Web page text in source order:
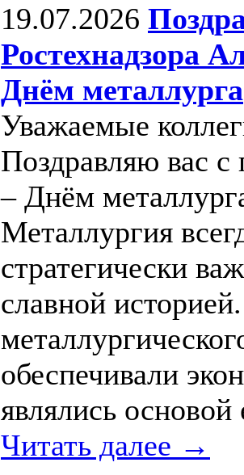
19.07.2026
Ростехнадзора
Днём металлурга
Уважаемые
Поздравляю вас
– Днём
Металлургия
стратегически
славной
обеспечивали
являлись основой
Читать далее →